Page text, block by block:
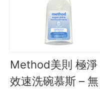
關於愛飯團
聯絡我們
合作與廣告
媒體推薦與報導
Method美則 極淨
效速洗碗慕斯 – 無